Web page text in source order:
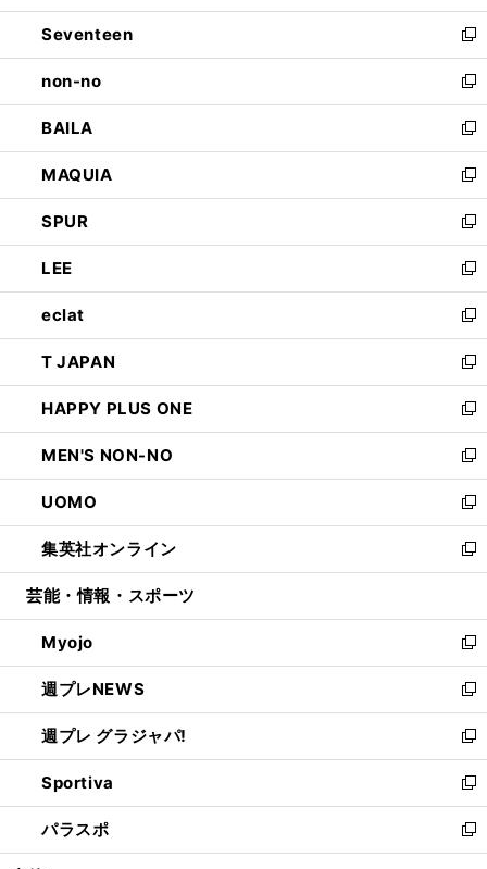
開
く
ウ
で
開
く
ン
ド
ウ
で
開
く
Seventeen
新
し
い
ウ
ィ
ン
ド
ウ
で
開
く
non-no
新
し
い
ウ
ィ
ン
ド
ウ
で
開
く
BAILA
新
し
い
ウ
ィ
ン
ド
ウ
で
開
く
MAQUIA
新
し
い
ウ
ィ
ン
ド
ウ
で
開
く
SPUR
新
し
い
ウ
ィ
ン
ド
ウ
で
開
く
LEE
新
し
い
ウ
ィ
ン
ド
ウ
で
開
く
eclat
新
し
い
ウ
ィ
ン
ド
ウ
で
開
く
T JAPAN
新
し
い
ウ
ィ
ン
ド
ウ
で
開
HAPPY PLUS ONE
新
し
い
ウ
ィ
ン
ド
ウ
開
く
MEN'S NON-NO
新
し
い
ウ
ィ
ン
ウ
で
開
く
UOMO
新
し
い
ウ
ン
ド
ウ
で
開
く
集英社オンライン
新
し
ウ
ィ
ン
ド
ウ
で
開
く
芸能・情報・スポーツ
Myojo
新
し
い
ウ
ィ
ン
ド
ウ
で
開
週プレNEWS
新
し
い
ウ
ィ
ン
ド
ウ
週プレ グラジャパ!
新
し
い
ウ
ィ
ン
Sportiva
新
し
い
ウ
パラスポ
新
し